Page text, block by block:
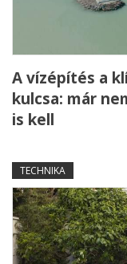
A vízépítés a
kulcsa: már
is kell
TECHNIKA